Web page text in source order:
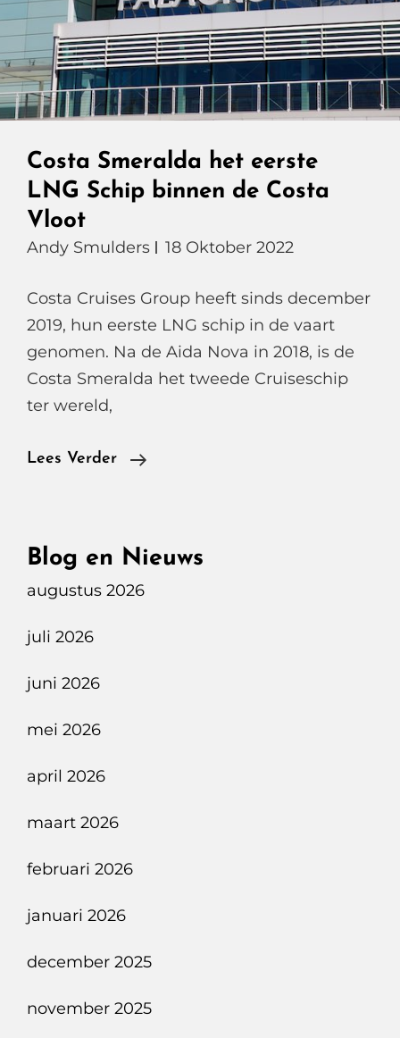
Costa Smeralda het eerste
LNG Schip binnen de Costa
Vloot
Andy Smulders 18 Oktober 2022
Costa Cruises Group heeft sinds december
2019, hun eerste LNG schip in de vaart
genomen. Na de Aida Nova in 2018, is de
Costa Smeralda het tweede Cruiseschip
ter wereld,
Lees Verder
Costa
LNG
Blog en Nieuws
augustus 2026
juli 2026
juni 2026
mei 2026
april 2026
maart 2026
februari 2026
januari 2026
december 2025
november 2025